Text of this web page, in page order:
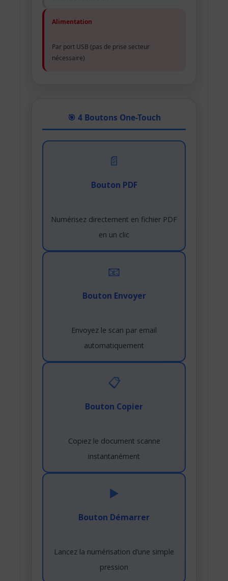
Alimentation
Par port USB (pas de prise secteur
nécessaire)
🎯 4 Boutons One-Touch
📄
Bouton PDF
Numérisez directement en fichier PDF
en un clic
📧
Bouton Envoyer
Envoyez le scan par email
automatiquement
📋
Bouton Copier
Copiez le document scanne
instantanément
▶️
Bouton Démarrer
Lancez la numérisation d’une simple
pression